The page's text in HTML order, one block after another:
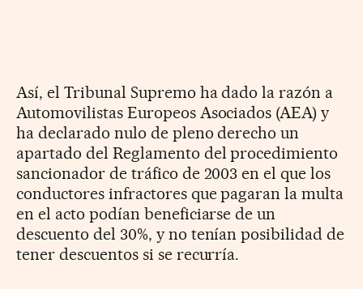
Así, el Tribunal Supremo ha dado la razón a
Automovilistas Europeos Asociados (AEA) y
ha declarado nulo de pleno derecho un
apartado del Reglamento del procedimiento
sancionador de tráfico de 2003 en el que los
conductores infractores que pagaran la multa
en el acto podían beneficiarse de un
descuento del 30%, y no tenían posibilidad de
tener descuentos si se recurría.